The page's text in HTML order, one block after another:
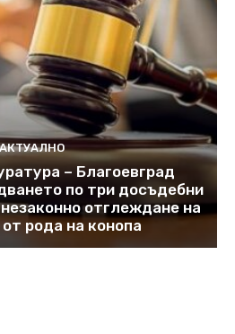
АКТУАЛНО
– Благоевград
по три досъдебни
отглеждане на
рода на конопа